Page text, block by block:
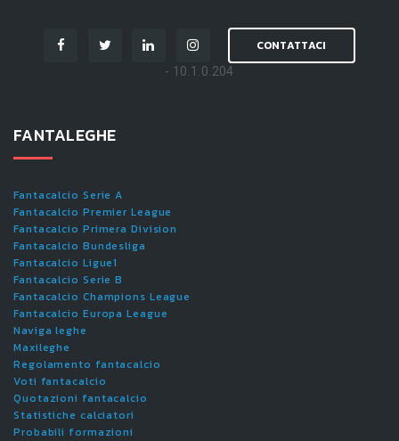
CONTATTACI
- 10.1.0.204
FANTALEGHE
Fantacalcio Serie A
Fantacalcio Premier League
Fantacalcio Primera Division
Fantacalcio Bundesliga
Fantacalcio Ligue1
Fantacalcio Serie B
Fantacalcio Champions League
Fantacalcio Europa League
Naviga leghe
Maxileghe
Regolamento fantacalcio
Voti fantacalcio
Quotazioni fantacalcio
Statistiche calciatori
Probabili formazioni